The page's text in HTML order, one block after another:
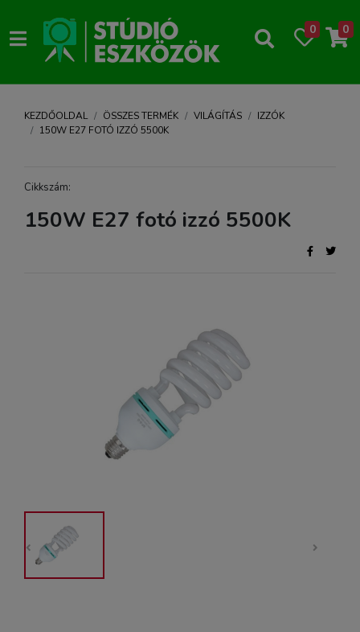
0 0
KEZDŐOLDAL ÖSSZES TERMÉK VILÁGÍTÁS
IZZÓK
150W E27 FOTÓ IZZÓ 5500K
Cikkszám:
150W E27 fotó izzó 5500K